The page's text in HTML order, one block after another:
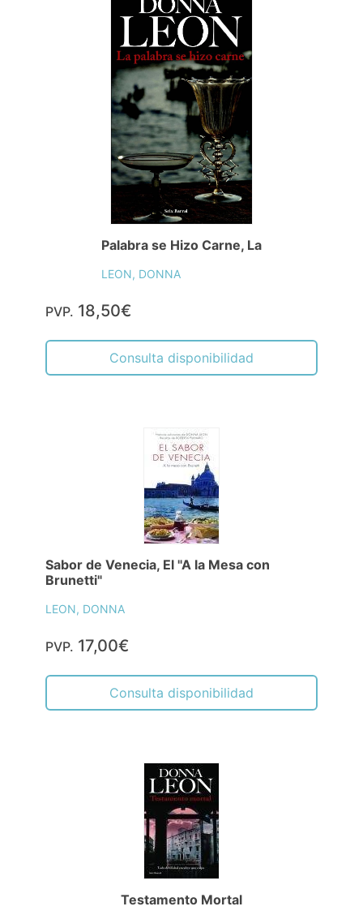
Palabra se Hizo Carne, La
LEON, DONNA
PVP. 18,50€
Consulta disponibilidad
Sabor de Venecia, El "A la Mesa con
Brunetti"
LEON, DONNA
PVP. 17,00€
Consulta disponibilidad
Testamento Mortal